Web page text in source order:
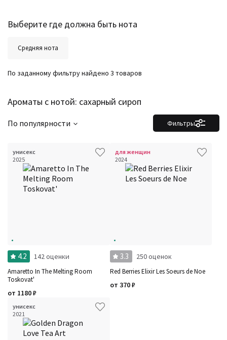
Выберите где должна быть нота
Средняя нота
Ароматы с нотой: сахарный сироп
По заданному фильтру найдено 3 товаров
Фильтры
По популярности
Год производства Сбросить
унисекс
2025
4.2 142 оценки
Amaretto In The Melting Room
Toskovat'
от 1180₽
для женщин
2024
3.3 250 оценок
Red Berries Elixir Les Soeurs de Noe
от 370₽
унисекс
2021